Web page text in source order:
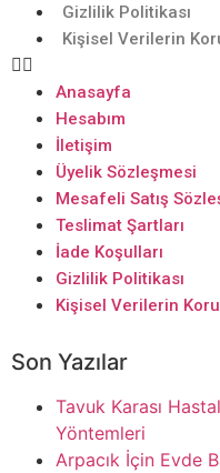
Gizlilik Politikası
Kişisel Verilerin
Anasayfa
Hesabım
İletişim
Üyelik Sözleşmesi
Mesafeli Satış
Teslimat Şartları
İade Koşulları
Gizlilik Politikası
Kişisel Verilerin
Son Yazılar
Tavuk Karası
Yöntemleri
Arpacık İçin Evde